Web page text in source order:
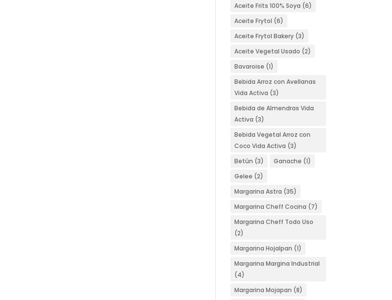
Aceite Frits 100% Soya (6)
Aceite Frytol (6)
Aceite Frytol Bakery (3)
Aceite Vegetal Usado (2)
Bavaroise (1)
Bebida Arroz con Avellanas
Vida Activa (3)
Bebida de Almendras Vida
Activa (3)
Bebida Vegetal Arroz con
Coco Vida Activa (3)
Betún (3) Ganache (1)
Gelee (2)
Margarina Astra (35)
Margarina Cheff Cocina (7)
Margarina Cheff Todo Uso
(2)
Margarina Hojalpan (1)
Margarina Margina Industrial
(4)
Margarina Mojapan (8)